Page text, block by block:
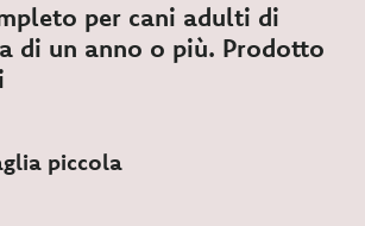
per cani adulti di
di un anno o più. Prodotto
piccola